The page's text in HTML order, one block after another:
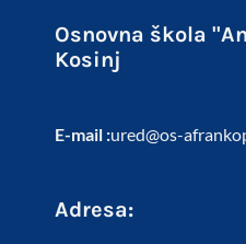
Osnovna škola
Kosinj
E-mail :ured@os-
Adresa: